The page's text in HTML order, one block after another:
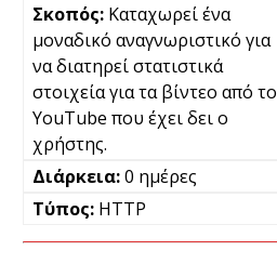
Καταχωρεί ένα
μοναδικό αναγνωριστικό για
να διατηρεί στατιστικά
στοιχεία για τα βίντεο από το
YouTube που έχει δει ο
χρήστης.
0 ημέρες
HTTP